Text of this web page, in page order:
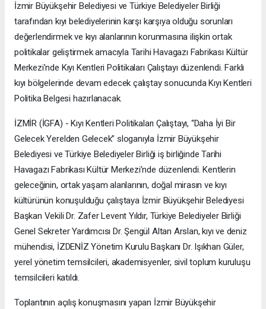
İzmir Büyükşehir Belediyesi ve Türkiye Belediyeler Birliği
tarafından kıyı belediyelerinin karşı karşıya olduğu sorunları
değerlendirmek ve kıyı alanlarının korunmasına ilişkin ortak
politikalar geliştirmek amacıyla Tarihi Havagazı Fabrikası Kültür
Merkezi’nde Kıyı Kentleri Politikaları Çalıştayı düzenlendi. Farklı
kıyı bölgelerinde devam edecek çalıştay sonucunda Kıyı Kentleri
Politika Belgesi hazırlanacak.
İZMİR (İGFA) - Kıyı Kentleri Politikaları Çalıştayı, “Daha İyi Bir
Gelecek Yerelden Gelecek” sloganıyla İzmir Büyükşehir
Belediyesi ve Türkiye Belediyeler Birliği iş birliğinde Tarihi
Havagazı Fabrikası Kültür Merkezi’nde düzenlendi. Kentlerin
geleceğinin, ortak yaşam alanlarının, doğal mirasın ve kıyı
kültürünün konuşulduğu çalıştaya İzmir Büyükşehir Belediyesi
Başkan Vekili Dr. Zafer Levent Yıldır, Türkiye Belediyeler Birliği
Genel Sekreter Yardımcısı Dr. Şengül Altan Arslan, kıyı ve deniz
mühendisi, İZDENİZ Yönetim Kurulu Başkanı Dr. Işıkhan Güler,
yerel yönetim temsilcileri, akademisyenler, sivil toplum kuruluşu
temsilcileri katıldı.
Toplantının açılış konuşmasını yapan İzmir Büyükşehir